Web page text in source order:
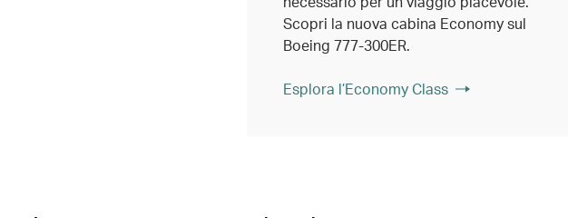
Scopri la nuova cabina Economy sul
Boeing 777-300ER.
Esplora l’Economy Class